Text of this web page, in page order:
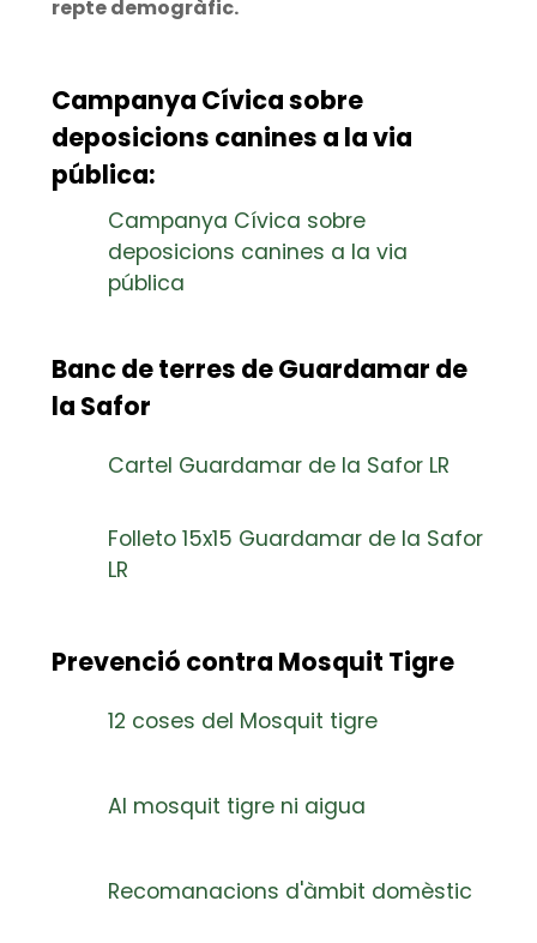
repte demogràfic.
Campanya Cívica sobre
deposicions canines a la via
pública:
Campanya Cívica sobre
deposicions canines a la via
pública
Banc de terres de Guardamar de
la Safor
Cartel Guardamar de la Safor LR
Folleto 15x15 Guardamar de la Safor
LR
Prevenció contra Mosquit Tigre
12 coses del Mosquit tigre
Al mosquit tigre ni aigua
Recomanacions d'àmbit domèstic